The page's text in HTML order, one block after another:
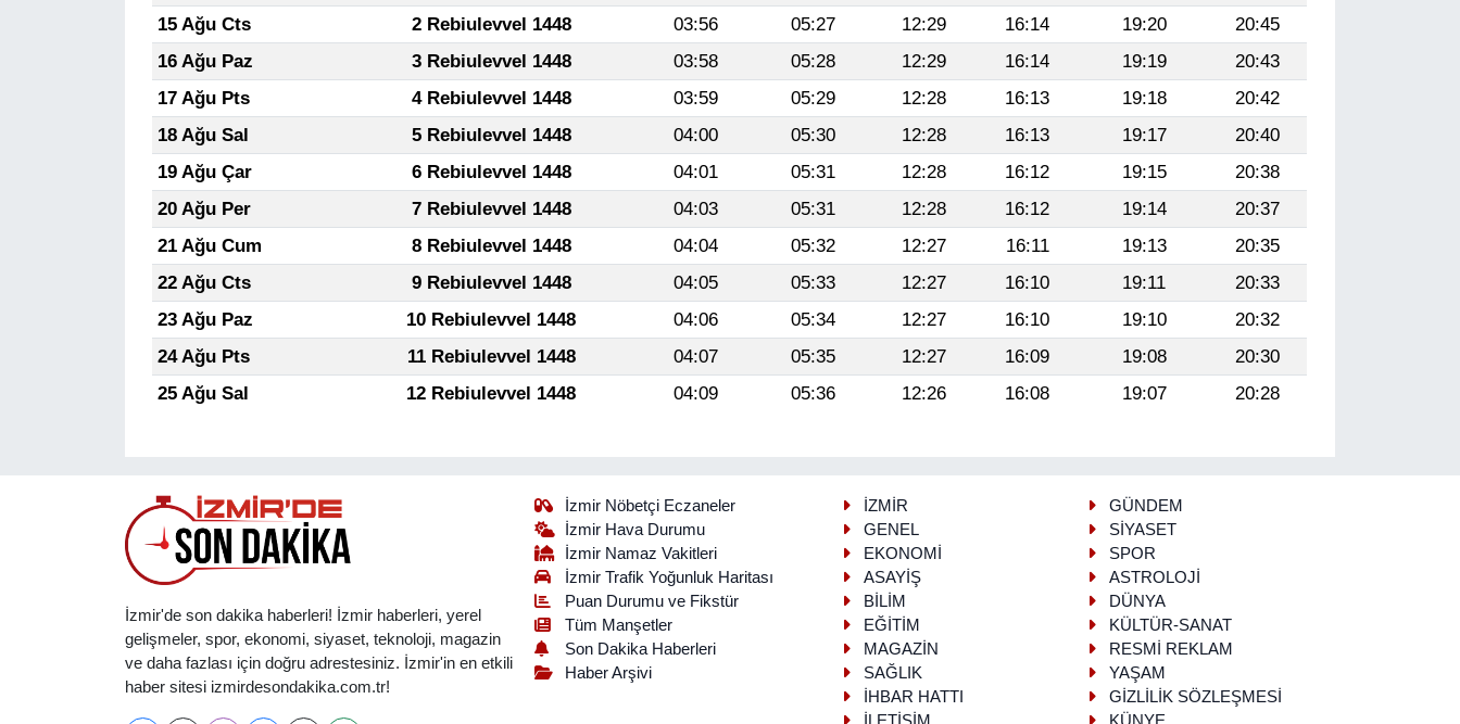
15 Ağu Cts
2 Rebiulevvel 1448 03:56 05:27 12:29 16:14 19:20
20:45
16 Ağu Paz
3 Rebiulevvel 1448 03:58 05:28 12:29 16:14 19:19
20:43
17 Ağu Pts
4 Rebiulevvel 1448 03:59 05:29 12:28 16:13 19:18
20:42
18 Ağu Sal
5 Rebiulevvel 1448 04:00 05:30 12:28 16:13 19:17
20:40
19 Ağu Çar
6 Rebiulevvel 1448 04:01 05:31 12:28 16:12 19:15
20:38
20 Ağu Per
7 Rebiulevvel 1448 04:03 05:31 12:28 16:12 19:14
20:37
21 Ağu Cum
8 Rebiulevvel 1448 04:04 05:32 12:27 16:11 19:13
20:35
22 Ağu Cts
9 Rebiulevvel 1448 04:05 05:33 12:27 16:10 19:11
20:33
23 Ağu Paz
10 Rebiulevvel 1448 04:06 05:34 12:27 16:10 19:10
20:32
24 Ağu Pts
11 Rebiulevvel 1448 04:07 05:35 12:27 16:09 19:08
20:30
25 Ağu Sal
12 Rebiulevvel 1448 04:09 05:36 12:26 16:08 19:07 20:28
İzmir'de son dakika haberleri! İzmir haberleri, yerel
gelişmeler, spor, ekonomi, siyaset, teknoloji, magazin
ve daha fazlası için doğru adrestesiniz. İzmir'in en etkili
haber sitesi izmirdesondakika.com.tr!
İzmir Nöbetçi Eczaneler
İzmir Hava Durumu
İzmir Namaz Vakitleri
İzmir Trafik Yoğunluk Haritası
Puan Durumu ve Fikstür
Tüm Manşetler
Son Dakika Haberleri
Haber Arşivi
İZMİR
GÜNDEM
GENEL
SİYASET
EKONOMİ
SPOR
ASAYİŞ
ASTROLOJİ
BİLİM
DÜNYA
EĞİTİM
KÜLTÜR-SANAT
MAGAZİN
RESMİ REKLAM
SAĞLIK
YAŞAM
İHBAR HATTI
GİZLİLİK SÖZLEŞMESİ